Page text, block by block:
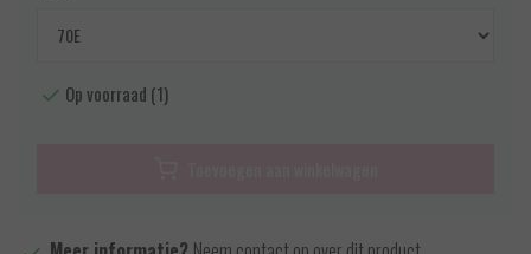
Op voorraad (1)